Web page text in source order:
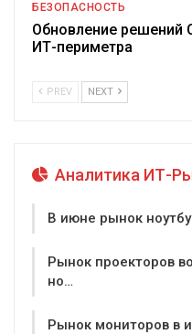
БЕЗОПАСНОСТЬ
Обновление решений
ИТ-периметра
PREV NEXT
Аналитика ИТ-
В июне рынок
Рынок проекторов
но…
Рынок мониторов в